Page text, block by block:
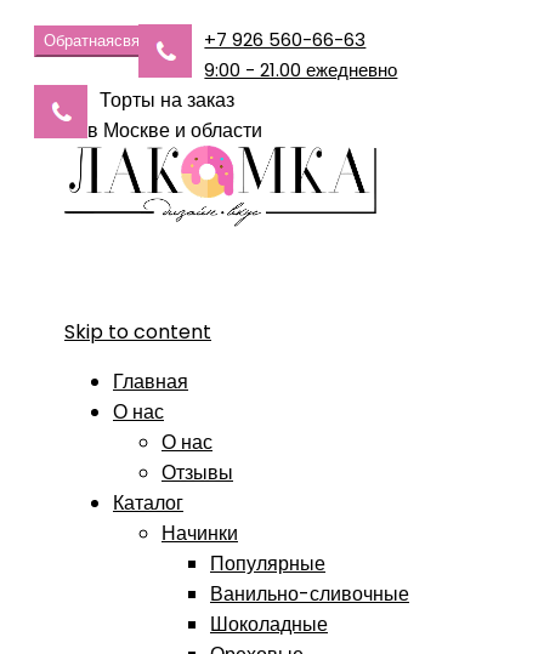
Обратнаясвязь
+7 926 560-66-63
9:00 - 21.00 ежедневно
Торты на заказ
в Москве и области
Skip to content
Главная
О нас
О нас
Отзывы
Каталог
Начинки
Популярные
Ванильно-сливочные
Шоколадные